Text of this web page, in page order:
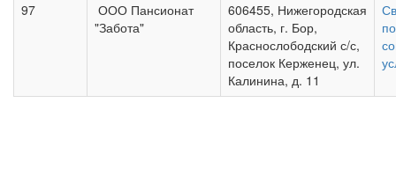
97
ООО Пансионат
"Забота"
606455, Нижегородская
область, г. Бор,
Краснослободский с/с,
поселок Керженец, ул.
Калинина, д. 11